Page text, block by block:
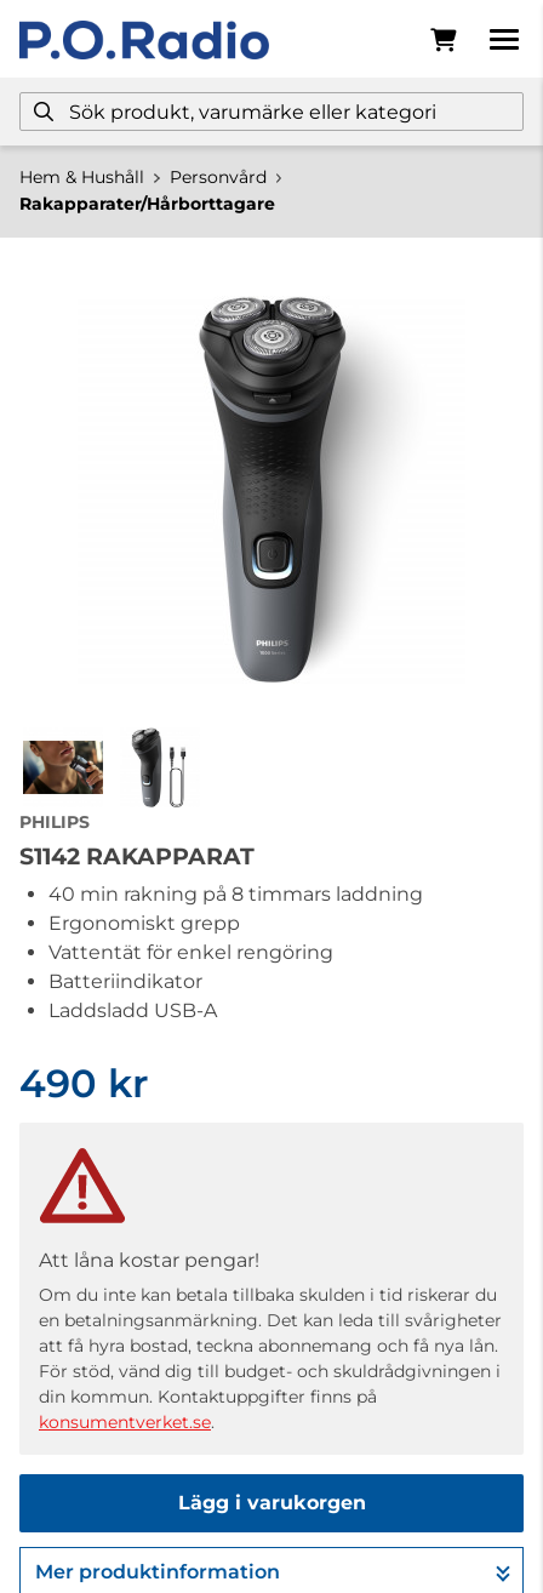
Hem & Hushåll
Personvård
Rakapparater/Hårborttagare
PHILIPS
S1142 RAKAPPARAT
40 min rakning på 8 timmars laddning
Ergonomiskt grepp
Vattentät för enkel rengöring
Batteriindikator
Laddsladd USB-A
490 kr
Att låna kostar pengar!
Om du inte kan betala tillbaka skulden i tid riskerar du
en betalningsanmärkning. Det kan leda till svårigheter
att få hyra bostad, teckna abonnemang och få nya lån.
För stöd, vänd dig till budget- och skuldrådgivningen i
din kommun. Kontaktuppgifter finns på
konsumentverket.se.
Lägg i varukorgen
Gå till kassan
Mer produktinformation